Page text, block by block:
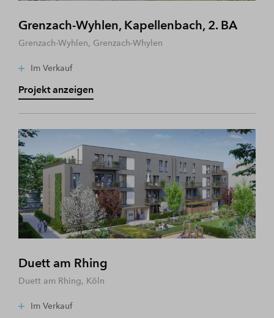
Grenzach-Wyhlen, Kapellenbach, 2. BA
Grenzach-Wyhlen, Grenzach-Whylen
Im Verkauf
Projekt anzeigen
Duett am Rhing
Duett am Rhing, Köln
Im Verkauf